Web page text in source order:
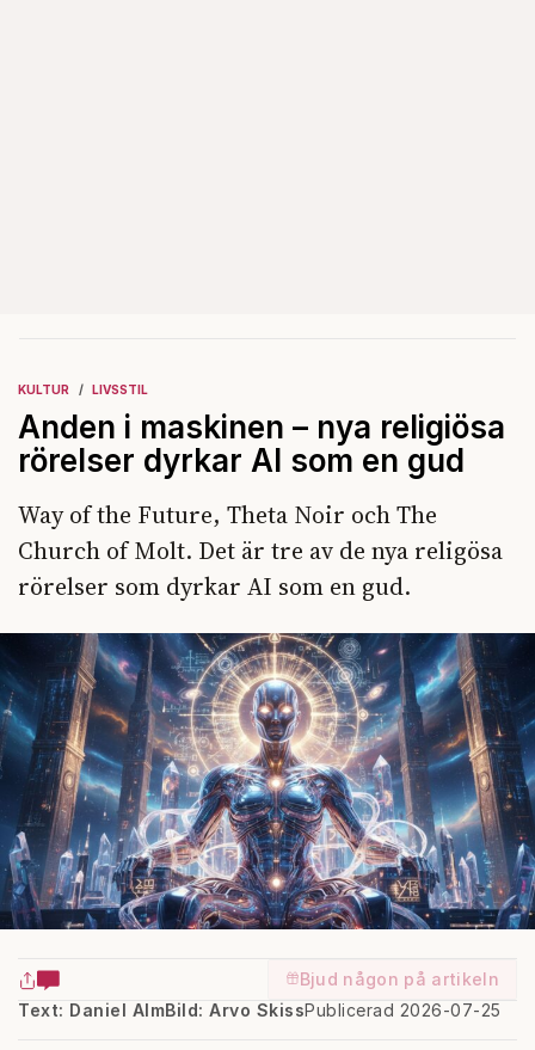
KULTUR LIVSSTIL
Anden i maskinen – nya religiösa
rörelser dyrkar AI som en gud
Way of the Future, Theta Noir och The
Church of Molt. Det är tre av de nya religösa
rörelser som dyrkar AI som en gud.
Bjud någon på artikeln
Text: Daniel Alm
Publicerad 2026-07-25
Bild: Arvo Skiss